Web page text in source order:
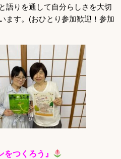
語りを通して自分らしさを大切
ます。(おひとり参加歓迎！参加
つくろう』